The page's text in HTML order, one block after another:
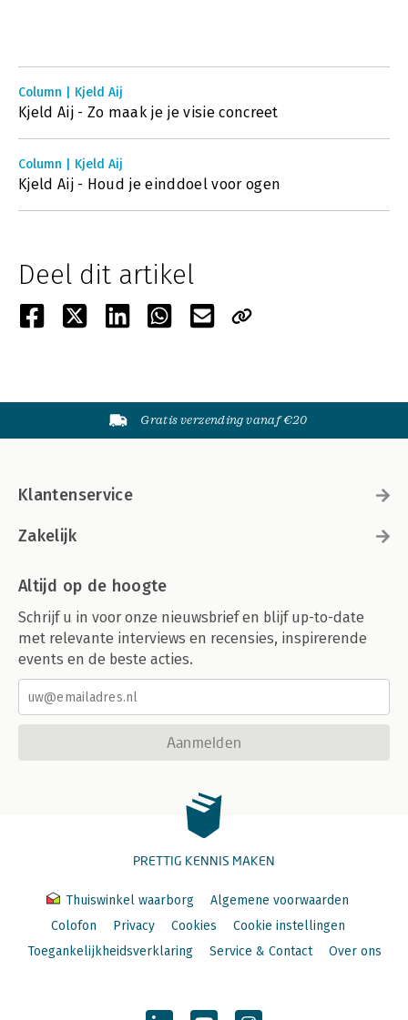
Column | Kjeld Aij
Kjeld Aij - Zo maak je je visie concreet
Column | Kjeld Aij
Kjeld Aij - Houd je einddoel voor ogen
Deel dit artikel
Gratis verzending vanaf €20
Klantenservice
Zakelijk
Altijd op de hoogte
Schrijf u in voor onze nieuwsbrief en blijf up-to-date
met relevante interviews en recensies, inspirerende
events en de beste acties.
Aanmelden
PRETTIG KENNIS MAKEN
Thuiswinkel waarborg
Algemene voorwaarden
Colofon
Privacy Cookies
Cookie instellingen
Toegankelijkheidsverklaring
Service & Contact Over ons